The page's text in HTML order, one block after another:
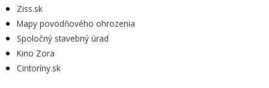
Ziss.sk
Mapy povodňového ohrozenia
Spoločný stavebný úrad
Kino Zora
Cintoríny.sk